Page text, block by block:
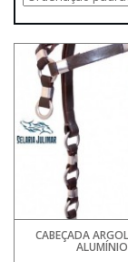
CABEÇADA
ALUMÍNIO